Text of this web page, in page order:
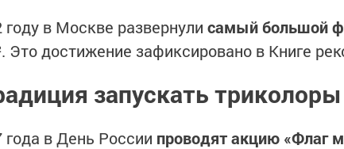
году в Москве развернули самый большой
. Это достижение зафиксировано в Книге
запускать
года в День России проводят акцию «Флаг